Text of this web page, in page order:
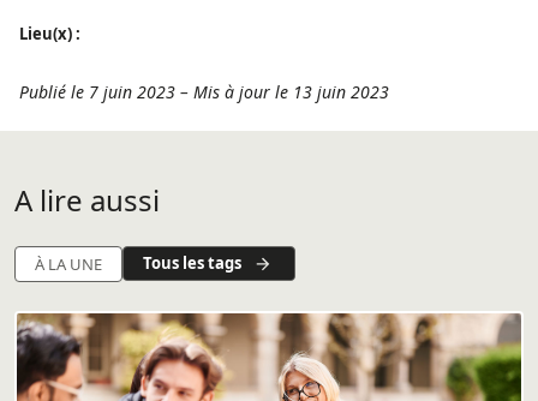
Lieu(x) :
Publié le 7 juin 2023 – Mis à jour le 13 juin 2023
A lire aussi
À LA UNE Tous les tags